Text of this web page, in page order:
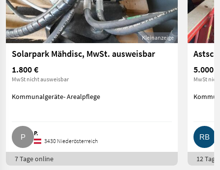
Kleinanzeige
Solarpark Mähdisc, MwSt. ausweisbar
1.800 €
MwSt nicht ausweisbar
Kommunalgeräte- Arealpflege
P.
3430 Niederösterreich
7 Tage online
5.000 €
MwSt
12